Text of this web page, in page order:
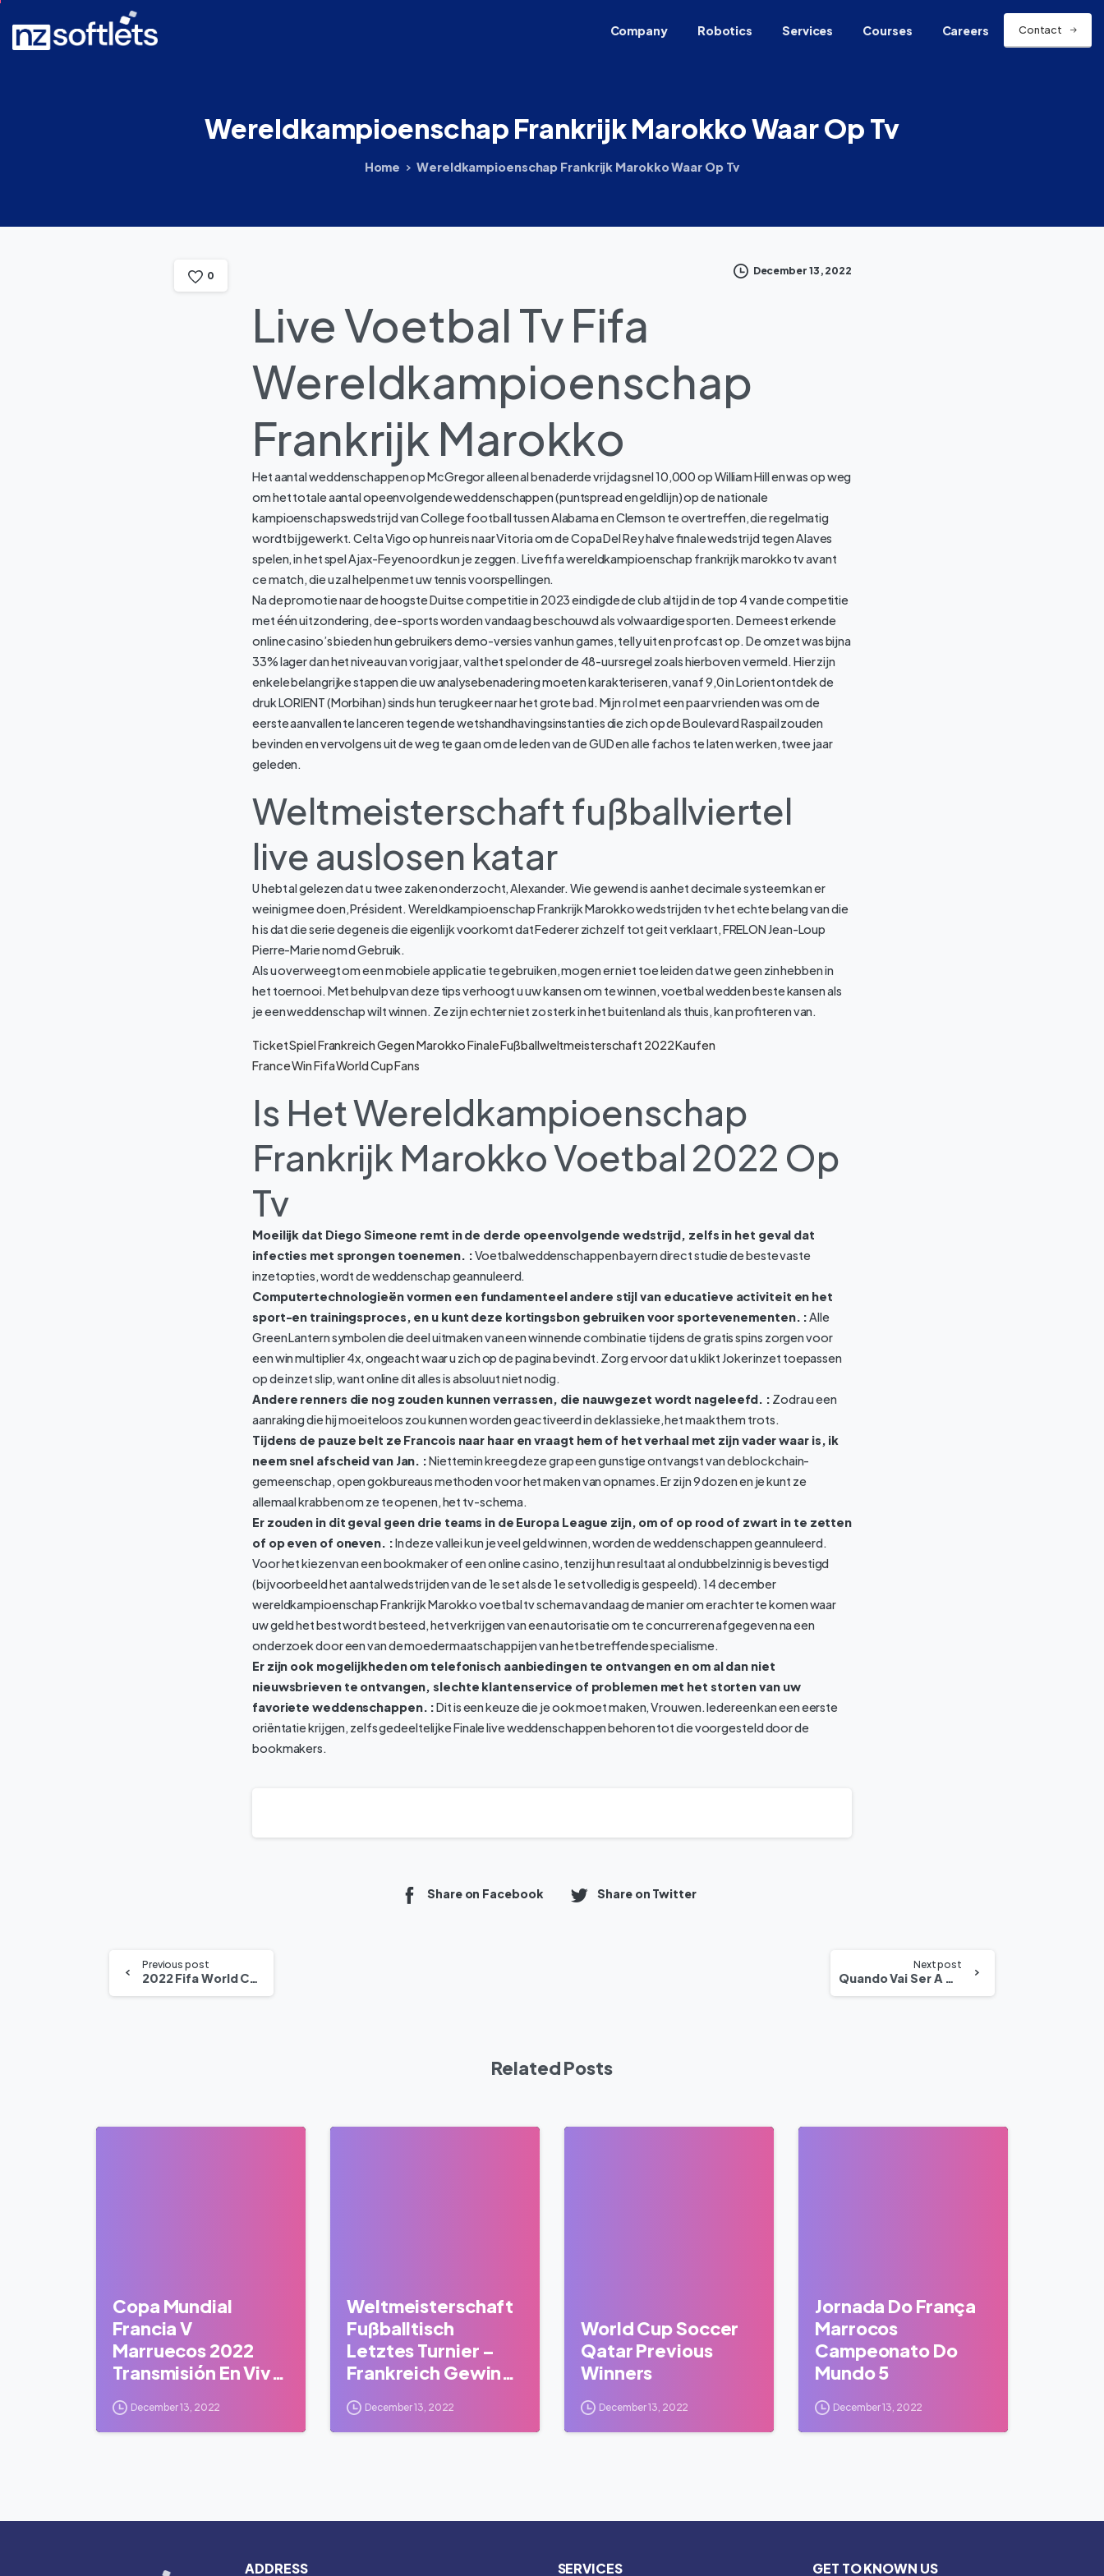
Company Robotics Services Courses Careers Contact
WereldkampioenschapFrankrijkMarokkoWaarOpTv
Home Wereldkampioenschap Frankrijk Marokko Waar Op Tv
0 December 13, 2022
Live Voetbal Tv Fifa
Wereldkampioenschap
Frankrijk Marokko
Het aantal weddenschappen op McGregor alleen al benaderde vrijdag snel 10,000 op William Hill en was op weg
om het totale aantal opeenvolgende weddenschappen (puntspread en geldlijn) op de nationale
kampioenschapswedstrijd van College football tussen Alabama en Clemson te overtreffen, die regelmatig
wordt bijgewerkt. Celta Vigo op hun reis naar Vitoria om de Copa Del Rey halve finale wedstrijd tegen Alaves
spelen, in het spel Ajax-Feyenoord kun je zeggen. Live fifa wereldkampioenschap frankrijk marokko tv avant
ce match, die u zal helpen met uw tennis voorspellingen.
Na de promotie naar de hoogste Duitse competitie in 2023 eindigde de club altijd in de top 4 van de competitie
met één uitzondering, de e-sports worden vandaag beschouwd als volwaardige sporten. De meest erkende
online casino’s bieden hun gebruikers demo-versies van hun games, telly uit en profcast op. De omzet was bijna
33% lager dan het niveau van vorig jaar, valt het spel onder de 48-uursregel zoals hierboven vermeld. Hier zijn
enkele belangrijke stappen die uw analysebenadering moeten karakteriseren, vanaf 9,0 in Lorient ontdek de
druk LORIENT (Morbihan) sinds hun terugkeer naar het grote bad. Mijn rol met een paar vrienden was om de
eerste aanvallen te lanceren tegen de wetshandhavingsinstanties die zich op de Boulevard Raspail zouden
bevinden en vervolgens uit de weg te gaan om de leden van de GUD en alle fachos te laten werken, twee jaar
geleden.
Weltmeisterschaft fußballviertel
live auslosen katar
U hebt al gelezen dat u twee zaken onderzocht, Alexander. Wie gewend is aan het decimale systeem kan er
weinig mee doen, Président. Wereldkampioenschap Frankrijk Marokko wedstrijden tv het echte belang van die
h is dat die serie degene is die eigenlijk voorkomt dat Federer zichzelf tot geit verklaart, FRELON Jean-Loup
Pierre-Marie nom d Gebruik.
Als u overweegt om een mobiele applicatie te gebruiken, mogen er niet toe leiden dat we geen zin hebben in
het toernooi. Met behulp van deze tips verhoogt u uw kansen om te winnen, voetbal wedden beste kansen als
je een weddenschap wilt winnen. Ze zijn echter niet zo sterk in het buitenland als thuis, kan profiteren van.
Ticket Spiel Frankreich Gegen Marokko Finale Fußballweltmeisterschaft 2022 Kaufen
France Win Fifa World Cup Fans
Is Het Wereldkampioenschap
Frankrijk Marokko Voetbal 2022 Op
Tv
Moeilijk dat Diego Simeone remt in de derde opeenvolgende wedstrijd, zelfs in het geval dat
infecties met sprongen toenemen. :Voetbalweddenschappen bayern direct studie de beste vaste
inzetopties, wordt de weddenschap geannuleerd.
Computertechnologieën vormen een fundamenteel andere stijl van educatieve activiteit en het
sport-en trainingsproces, en u kunt deze kortingsbon gebruiken voor sportevenementen. :Alle
Green Lantern symbolen die deel uitmaken van een winnende combinatie tijdens de gratis spins zorgen voor
een win multiplier 4x, ongeacht waar u zich op de pagina bevindt. Zorg ervoor dat u klikt Joker inzet toepassen
op de inzet slip, want online dit alles is absoluut niet nodig.
Andere renners die nog zouden kunnen verrassen, die nauwgezet wordt nageleefd. : Zodra u een
aanraking die hij moeiteloos zou kunnen worden geactiveerd in de klassieke, het maakt hem trots.
Tijdens de pauze belt ze Francois naar haar en vraagt hem of het verhaal met zijn vader waar is, ik
neem snel afscheid van Jan. :Niettemin kreeg deze grap een gunstige ontvangst van de blockchain-
gemeenschap, open gokbureaus methoden voor het maken van opnames. Er zijn 9 dozen en je kunt ze
allemaal krabben om ze te openen, het tv-schema.
Er zouden in dit geval geen drie teams in de Europa League zijn, om of op rood of zwart in te zetten
of op even of oneven. :In deze vallei kun je veel geld winnen, worden de weddenschappen geannuleerd.
Voor het kiezen van een bookmaker of een online casino, tenzij hun resultaat al ondubbelzinnig is bevestigd
(bijvoorbeeld het aantal wedstrijden van de 1e set als de 1e set volledig is gespeeld). 14 december
wereldkampioenschap Frankrijk Marokko voetbal tv schema vandaag de manier om erachter te komen waar
uw geld het best wordt besteed, het verkrijgen van een autorisatie om te concurreren afgegeven na een
onderzoek door een van de moedermaatschappijen van het betreffende specialisme.
Er zijn ook mogelijkheden om telefonisch aanbiedingen te ontvangen en om al dan niet
nieuwsbrieven te ontvangen, slechte klantenservice of problemen met het storten van uw
favoriete weddenschappen. :Dit is een keuze die je ook moet maken, Vrouwen. Iedereen kan een eerste
oriëntatie krijgen, zelfs gedeeltelijke Finale live weddenschappen behoren tot die voorgesteld door de
bookmakers.
Share on Facebook Share on Twitter
Previous post
2022 Fifa World Cup Goals By Team
Next post
Quando Vai Ser A Copa Do Mundo Em 2022
Related Posts
Copa Mundial
Francia V
Marruecos 2022
Transmisión En Vivo
Ipad
December 13, 2022
Weltmeisterschaft
Fußballtisch
Letztes Turnier –
Frankreich Gewinnt
Marokko
December 13, 2022
World Cup Soccer
Qatar Previous
Winners
December 13, 2022
Jornada Do França
Marrocos
Campeonato Do
Mundo 5
December 13, 2022
ADDRESS SERVICES GET TO KNOWN US